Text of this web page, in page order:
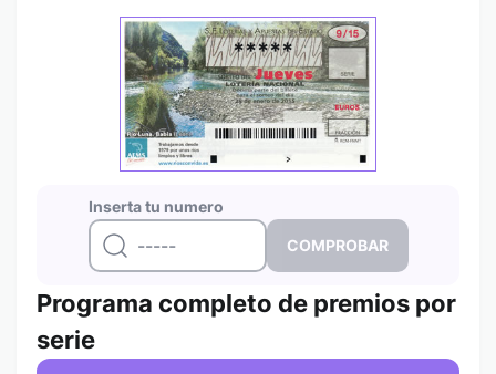
Inserta tu numero
*****
Programa completo de premios por
serie